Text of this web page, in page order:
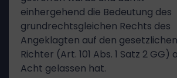
einhergehend die Bedeutung des
grundrechtsgleichen Rechts des
Angeklagten auf den gesetzlichen
Richter (Art. 101 Abs. 1 Satz 2 GG)
Acht gelassen hat.